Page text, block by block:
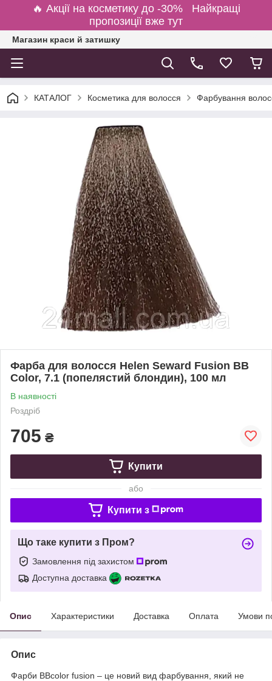
🔥 Акції на косметику до -30% Найкращі
пропозиції вже тут
Магазин краси й затишку
КАТАЛОГ Косметика для волосся Фарбування
Фарба для волосся Helen Seward Fusion BB
Color, 7.1 (попелястий блондин), 100 мл
В наявності
Роздріб
705 ₴
Купити
або
Купити з
Що таке купити з Пром?
Замовлення під захистом
Доступна доставка
Опис Характеристики Доставка Оплата Умови
Опис
Фарби BBcolor fusion – це новий вид фарбування, який не